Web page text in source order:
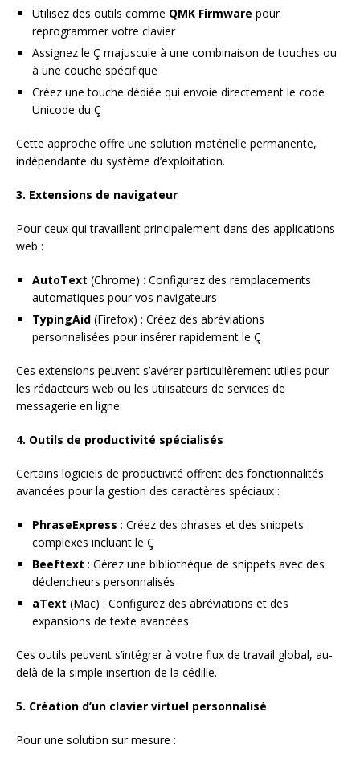
Utilisez des outils comme QMK Firmware pour
reprogrammer votre clavier
Assignez le Ç majuscule à une combinaison de touches ou
à une couche spécifique
Créez une touche dédiée qui envoie directement le code
Unicode du Ç
Cette approche offre une solution matérielle permanente,
indépendante du système d’exploitation.
3. Extensions de navigateur
Pour ceux qui travaillent principalement dans des applications
web :
AutoText (Chrome) : Configurez des remplacements
automatiques pour vos navigateurs
TypingAid (Firefox) : Créez des abréviations
personnalisées pour insérer rapidement le Ç
Ces extensions peuvent s’avérer particulièrement utiles pour
les rédacteurs web ou les utilisateurs de services de
messagerie en ligne.
4. Outils de productivité spécialisés
Certains logiciels de productivité offrent des fonctionnalités
avancées pour la gestion des caractères spéciaux :
PhraseExpress : Créez des phrases et des snippets
complexes incluant le Ç
Beeftext : Gérez une bibliothèque de snippets avec des
déclencheurs personnalisés
aText (Mac) : Configurez des abréviations et des
expansions de texte avancées
Ces outils peuvent s’intégrer à votre flux de travail global, au-
delà de la simple insertion de la cédille.
5. Création d’un clavier virtuel personnalisé
Pour une solution sur mesure :